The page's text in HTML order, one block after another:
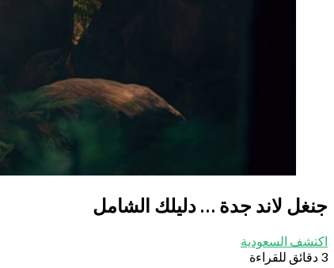
جنغل لاند جدة … دليلك الشامل
اكتشف السعودية
3 دقائق للقراءة